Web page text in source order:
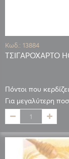
Κωδ.: 13884
ΤΣΙΓΑΡΟΧΑΡΤΟ
Πόντοι που
Για μεγαλύτερη